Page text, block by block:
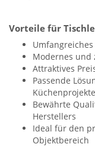
Vorteile für
Modernes und
Attraktives
Passende
Küchenprojekte
Bewährte
Herstellers
Ideal für den
Objektbereich